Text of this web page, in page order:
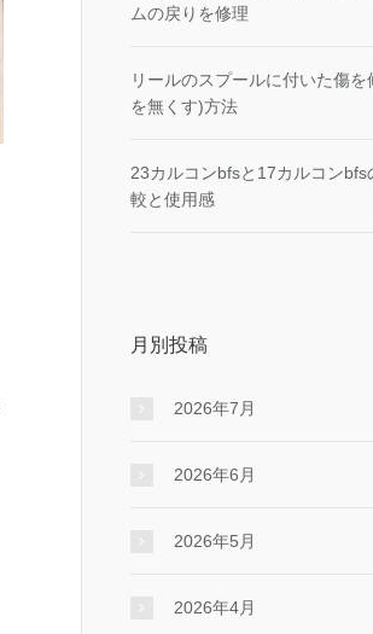
ムの戻りを修理
リールのスプールに付いた傷を
を無くす)方法
23カルコンbfsと17カルコンbfs
較と使用感
月別投稿
2026年7月
2026年6月
2026年5月
2026年4月